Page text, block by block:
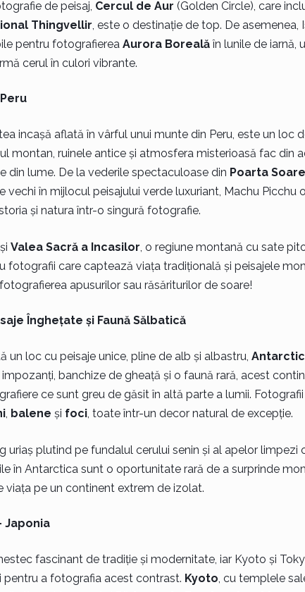
de peisaj, Cercul de Aur (Golden Circle), care
Thingvellir, este o destinație de top. De asemenea,
pentru fotografierea Aurora Borealăîn lunile de iarnă,
cerul în culori vibrante.
incașă aflată în vârful unui munte din Peru, este un loc
montan, ruinele antice și atmosfera misterioasă fac din
din lume. De la vederile spectaculoase din Poarta
vechi în mijlocul peisajului verde luxuriant, Machu Picchu
și natura într-o singură fotografie.
Valea Sacră a Incasilor, o regiune montană cu sate
fotografii care captează viața tradițională și peisajele
apusurilor sau răsăriturilor de soare!
Înghețate și Faună Sălbatică
un loc cu peisaje unice, pline de alb și albastru,
banchize de gheață și o faună rară, acest
ce sunt greu de găsit în altă parte a lumii.
, balene și foci, toate într-un decor natural de excepție.
uriaș plutind pe fundalul cerului senin și al apelor limpezi
în Antarctica sunt o oportunitate rară de a surprinde
viața pe un continent extrem de izolat.
Japonia
fascinant de tradiție și modernitate, iar Kyoto și
pentru a fotografia acest contrast. Kyoto, cu templele